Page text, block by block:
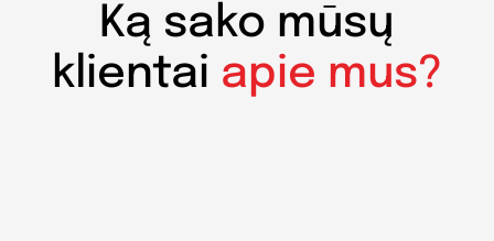
Ką sako mūsų
klientai apie mus?